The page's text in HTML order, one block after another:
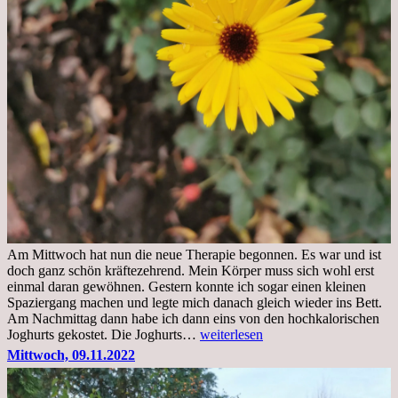
Am Mittwoch hat nun die neue Therapie begonnen. Es war und ist
doch ganz schön kräftezehrend. Mein Körper muss sich wohl erst
einmal daran gewöhnen. Gestern konnte ich sogar einen kleinen
Spaziergang machen und legte mich danach gleich wieder ins Bett.
Am Nachmittag dann habe ich dann eins von den hochkalorischen
Joghurts gekostet. Die Joghurts… Freitag,
Therapie
Beginn
weiterlesen
Mittwoch, 09.11.2022